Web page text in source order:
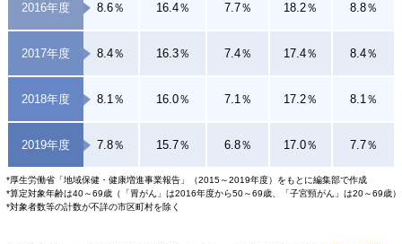
2016年度 8.6％ 16.4％ 7.7％ 18.2％ 8.8％
2017年度 8.4％ 16.3％ 7.4％ 17.4％ 8.4％
2018年度 8.1％ 16.0％ 7.1％ 17.2％ 8.1％
2019年度 7.8％ 15.7％ 6.8％ 17.0％ 7.7％
*厚生労働省「地域保健・健康増進事業報告」（2015～2019年度）をもとに編集部で作成
*算定対象年齢は40～69歳（「胃がん」は2016年度から50～69歳、「子宮頸がん」は20～69歳）
*対象者数等の計数が不詳の市区町村を除く